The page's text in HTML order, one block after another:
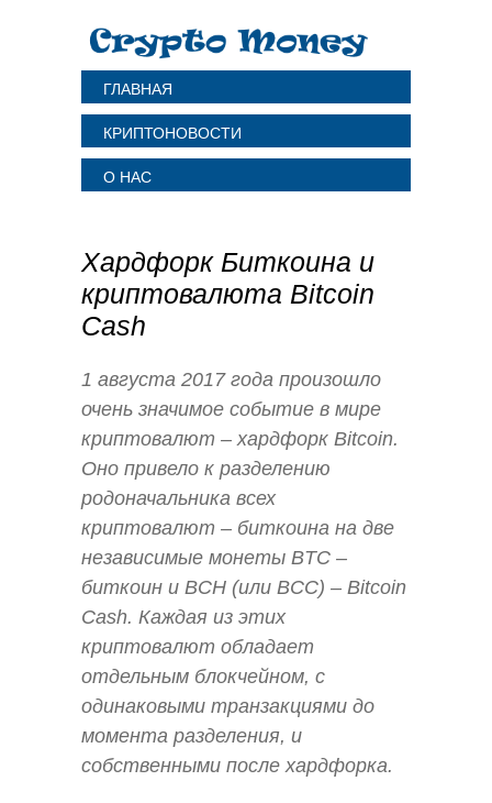
ГЛАВНАЯ
КРИПТОНОВОСТИ
О НАС
Хардфорк Биткоина и
криптовалюта Bitcoin
Cash
1 августа 2017 года произошло
очень значимое событие в мире
криптовалют – хардфорк Bitcoin.
Оно привело к разделению
родоначальника всех
криптовалют – биткоина на две
независимые монеты BTC –
биткоин и BCH (или BCC) – Bitcoin
Cash. Каждая из этих
криптовалют обладает
отдельным блокчейном, с
одинаковыми транзакциями до
момента разделения, и
собственными после хардфорка.